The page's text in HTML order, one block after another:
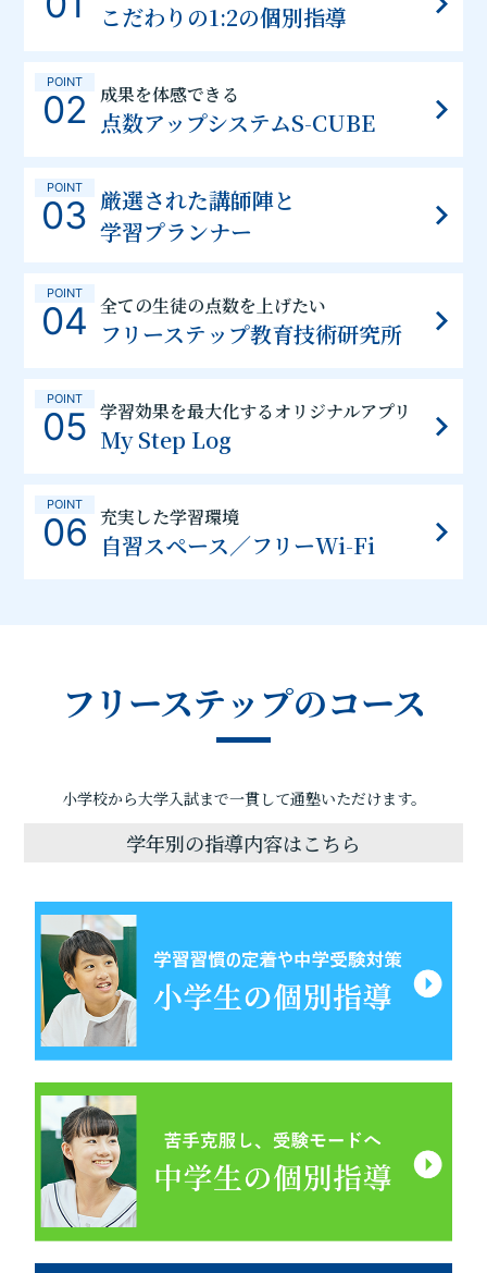
こだわりの1:2の個別指導
POINT
02 成果を体感できる
点数アップシステムS-CUBE
POINT
03 厳選された講師陣と
学習プランナー
POINT
04 全ての生徒の点数を上げたい
フリーステップ教育技術研究所
POINT
05 学習効果を最大化するオリジナルアプリ
My Step Log
POINT
06 充実した学習環境
自習スペース／フリーWi-Fi
フリーステップのコース
小学校から大学入試まで一貫して通塾いただけます。
学年別の指導内容はこちら